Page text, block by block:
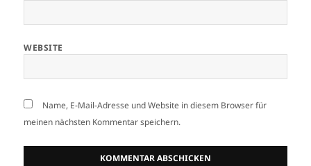
WEBSITE
Name, E-Mail-Adresse und Website in diesem Browser für
meinen nächsten Kommentar speichern.